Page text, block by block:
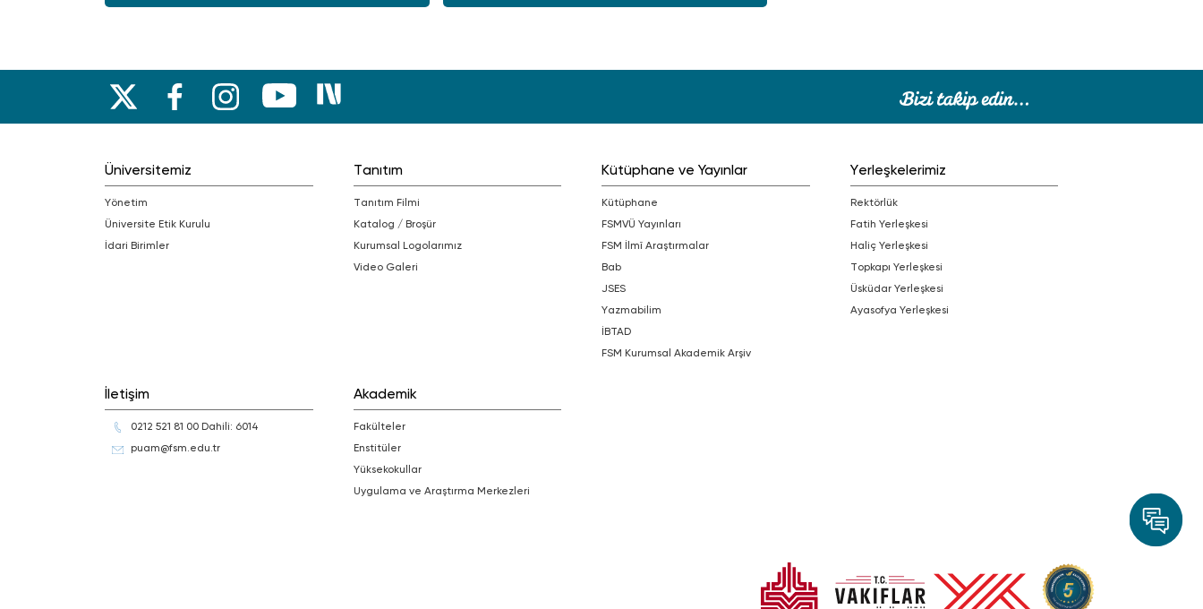
Üniversitemiz
Yönetim
Üniversite Etik Kurulu
İdari Birimler
Tanıtım
Tanıtım Filmi
Katalog / Broşür
Kurumsal Logolarımız
Video Galeri
Kütüphane ve Yayınlar
Kütüphane
FSMVÜ Yayınları
FSM İlmî Araştırmalar
bab
JSES
Yazmabilim
İBTAD
FSM Kurumsal Akademik Arşiv
Yerleşkelerimiz
Rektörlük
Fatih Yerleşkesi
Haliç Yerleşkesi
Topkapı Yerleşkesi
Üsküdar Yerleşkesi
Ayasofya Yerleşkesi
İletişim
0212 521 81 00 Dahili: 6014
puam@fsm.edu.tr
Akademik
Fakülteler
Enstitüler
Yüksekokullar
Uygulama ve Araştırma Merkezleri